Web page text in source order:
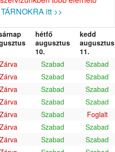
itt >>
hétfő
augusztus
10.
kedd
augusztus
11.
Zárva Szabad
Szabad
Zárva Szabad
Szabad
Zárva Szabad
Szabad
Zárva Szabad
Szabad
Zárva Szabad
Foglalt
Zárva Szabad
Szabad
Zárva Szabad
Szabad